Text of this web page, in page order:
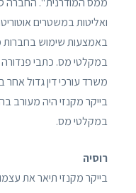
ואליטות במשטרים
באמצעות שימוש בחברות
במקלטי מס. כתבי פנדורה
משרד עורכי דין גדול
במקלטי מס.
רוסיה
בייקר מקנזי תיאר את